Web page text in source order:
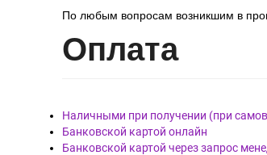
По любым вопросам возникшим в
Оплата
Наличными при получении (при
Банковской картой онлайн
Банковской картой через запрос